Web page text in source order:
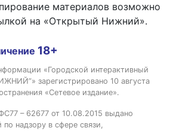
материалов возможно
на «Открытый Нижний».
18+
«Городской интерактивный
зарегистрировано 10 августа
«Сетевое издание».
– 62677 от 10.08.2015 выдано
надзору в сфере связи,